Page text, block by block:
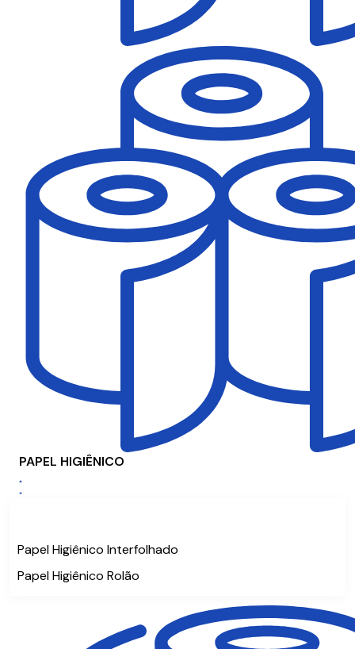
PAPEL HIGIÊNICO
Papel Higiênico Interfolhado
Papel Higiênico Rolão